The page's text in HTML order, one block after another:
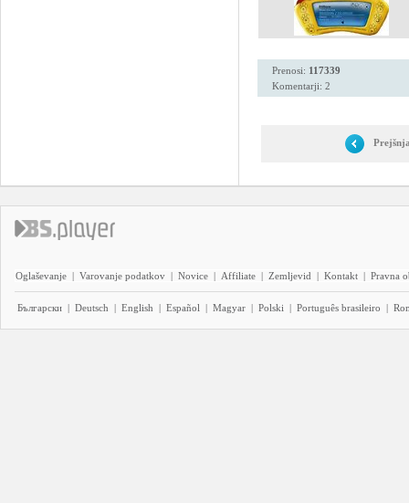
Prenosi: 117339
Komentarji: 2
Oglaševanje | Varovanje podatkov | Novice | Affiliate | Zemljevid | Kontakt | Pravna
Български | Deutsch | English | Español | Magyar | Polski | Português brasileiro |